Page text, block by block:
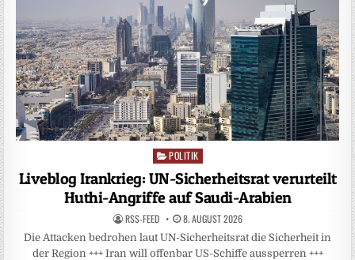
Posted
in
POLITIK
Liveblog Irankrieg: UN-Sicherheitsrat verurteilt
Huthi-Angriffe auf Saudi-Arabien
RSS-FEED 8. AUGUST 2026
Die Attacken bedrohen laut UN-Sicherheitsrat die Sicherheit in
der Region +++ Iran will offenbar US-Schiffe aussperren +++